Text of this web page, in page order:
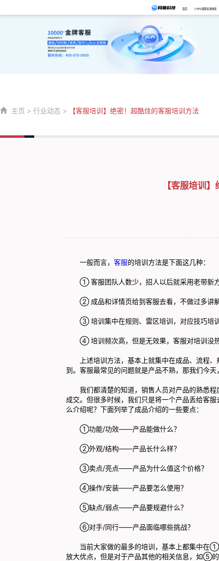
首页 CSPS/国家标准体系
主页 > 行业动态 > 【客服培训】绝密！超酷炫的客服培训方法
【客服培训
一般而言， 客服的培训方法是下面这几种：
① 客服团队人数少，招人以后就采用老带新
② 成品和详情页给到客服去看，不做过多讲
③ 培训集中在规则、雷区培训，对应技巧培
④ 培训频次高，但是无效果，客服对培训没
上述培训方法，基本上就集中在成品、流程
到。客服最常见的问题就是产品不熟，那我们今
我们都清楚的知道，销售人员对产品的熟悉
成交。但很多时候，我们只是将一个产品丢给客
么介绍呢？下面列举了成品介绍的一些要点：
①功能/功效——产品能做什么？
②外观/结构——产品长什么样？
③卖点/亮点——产品为什么值这个价格？
④操作/安装——产品要怎么使用？
⑤缺点/弱点——产品要规避什么？
⑥对手/同行——产品面临哪些挑战？
当前大家做的最多的培训，基本上都集中
放大优点，但是对于产品其他的相关信息，如⑤